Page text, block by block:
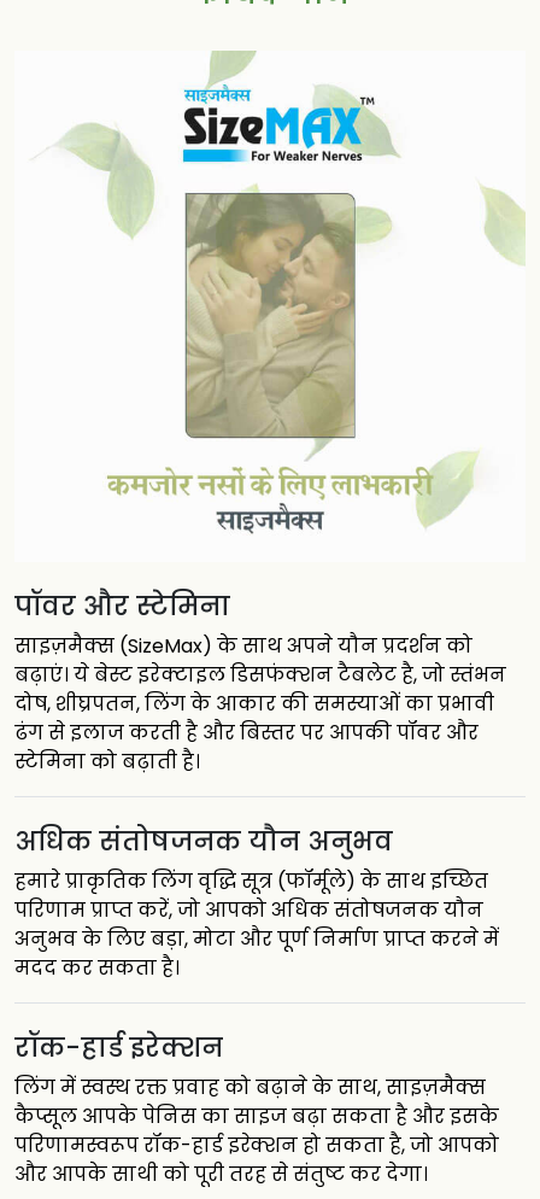
पॉवर और स्टेमिना
साइज़मैक्स (SizeMax) के साथ अपने यौन प्रदर्शन को
बढ़ाएं। ये बेस्ट इरेक्टाइल डिसफंक्शन टैबलेट है, जो स्तंभन
दोष, शीघ्रपतन, लिंग के आकार की समस्याओं का प्रभावी
ढंग से इलाज करती है और बिस्तर पर आपकी पॉवर और
स्टेमिना को बढ़ाती है।
अधिक संतोषजनक यौन अनुभव
हमारे प्राकृतिक लिंग वृद्धि सूत्र (फॉर्मूले) के साथ इच्छित
परिणाम प्राप्त करें, जो आपको अधिक संतोषजनक यौन
अनुभव के लिए बड़ा, मोटा और पूर्ण निर्माण प्राप्त करने में
मदद कर सकता है।
रॉक-हार्ड इरेक्शन
लिंग में स्वस्थ रक्त प्रवाह को बढ़ाने के साथ, साइज़मैक्स
कैप्सूल आपके पेनिस का साइज बढ़ा सकता है और इसके
परिणामस्वरूप रॉक-हार्ड इरेक्शन हो सकता है, जो आपको
और आपके साथी को पूरी तरह से संतुष्ट कर देगा।